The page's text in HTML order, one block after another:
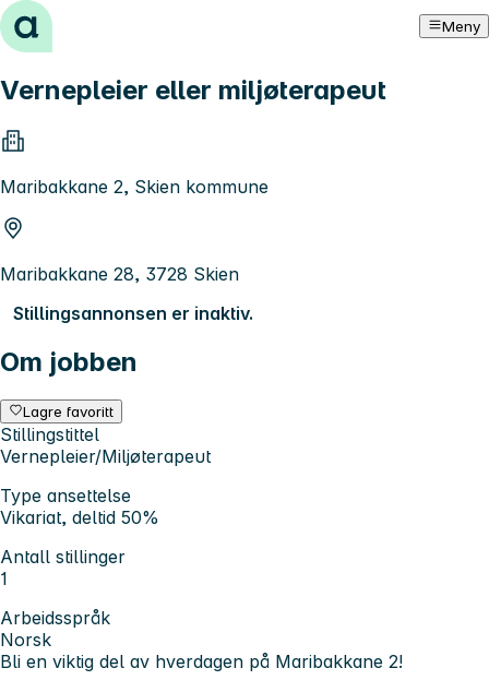
Hopp til innhold Meny
Vernepleier eller miljøterapeut
Maribakkane 2, Skien kommune
Maribakkane 28, 3728 Skien
Stillingsannonsen er inaktiv.
Om jobben
Lagre favoritt
Stillingstittel
Vernepleier/Miljøterapeut
Type ansettelse
Vikariat, deltid 50%
Antall stillinger
1
Arbeidsspråk
Norsk
Bli en viktig del av hverdagen på Maribakkane 2!